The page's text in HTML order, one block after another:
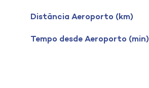
Distância Aeroporto (km)
Tempo desde Aeroporto (min)